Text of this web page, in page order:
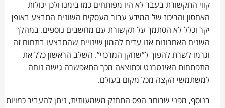
קווי התקשורת בעבר לא היו מפותחים כמו בימנו ולכן יכולות
האחסון והריכוז של המידע עבור העסקים השונים התבצע באופן
יקר וכלל לא הסתמך על תקשורת עם מחשבים נוספים. במהלך
השנים האחרונות אנו עדים להמון שינויים שהתבצעו בתחום זה
וגרמו לשרת להפוך ל”שחקן המרכזי”. השלב הראשון כלל את
התפתחות האינטרנט וכתוצאה מכך התאפשרה גישה נוחה
למשתמשי הקצה מכל מקום בעולם.
בנוסף, מפני שרוחב הפס התחזק משמעותית, ניתן להעביר כמויות